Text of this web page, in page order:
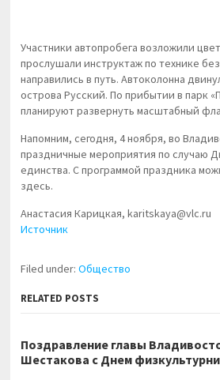
Участники автопробега возложили
прослушали инструктаж по технике
направились в путь. Автоколонна
острова Русский. По прибытии в парк
планируют развернуть масштабный
Напомним, сегодня, 4 ноября, во
праздничные мероприятия по случаю
единства. С программой праздника
здесь.
Анастасия Карицкая, karitskaya@vlc.ru
Источник
Filed under:Общество
RELATED POSTS
Поздравление главы
Шестакова с Днем